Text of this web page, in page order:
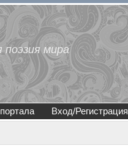
поэзия мира
Вход/Регистрация